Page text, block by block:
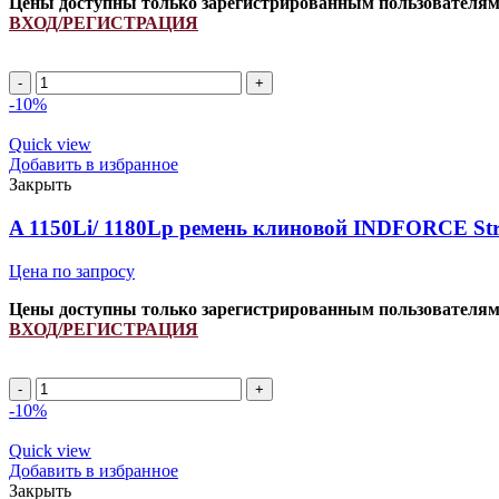
ВХОД/РЕГИСТРАЦИЯ
Ремень
661245.0/
N15202/
274339M91/
843008M1
INDFORCE
quantity
-10%
Quick view
Добавить в избранное
Закрыть
A 1150Li/ 1180Lp ремень клиновой INDFORCE
Цена по запросу
Цены доступны только зарегистрированным пользователям
ВХОД/РЕГИСТРАЦИЯ
A
1150Li/
ремень
клиновой
INDFORCE
-10%
Quick view
Добавить в избранное
Закрыть